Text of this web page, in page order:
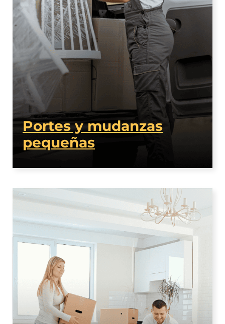
Portes y mudanzas
pequeñas